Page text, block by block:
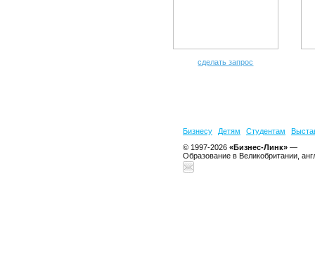
сделать запрос
Бизнесу Детям Студентам
© 1997-2026 «Бизнес-Линк» —
Образование в Великобритании,